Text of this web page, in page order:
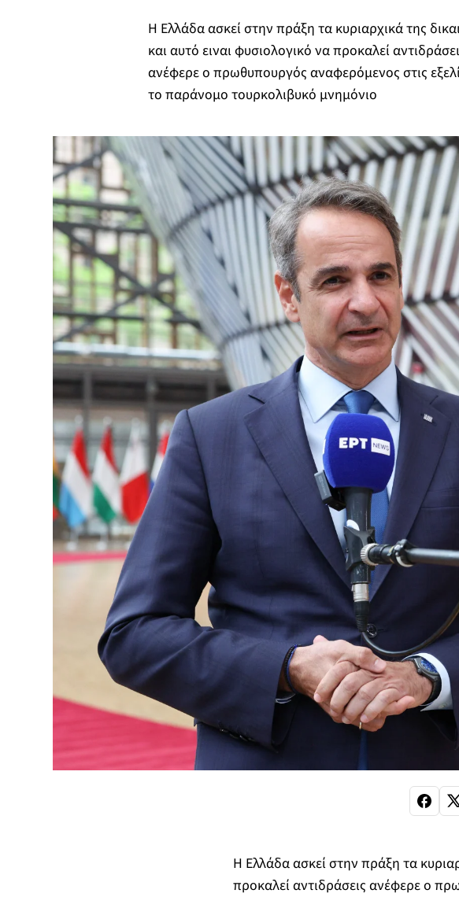
Η Ελλάδα ασκεί στην πράξη τα κυριαρχικά της
και αυτό ειναι φυσιολογικό να προκαλεί
ανέφερε ο πρωθυπουργός αναφερόμενος στις
το παράνομο τουρκολιβυκό μνημόνιο
Η Ελλάδα ασκεί στην πράξη τα
προκαλεί αντιδράσεις ανέφερε ο